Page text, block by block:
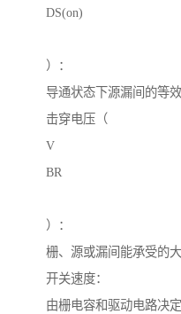
DS(on)
）：
导通状态下源漏间的等
击穿电压（
V
BR
）：
栅、源或漏间能承受的
开关速度：
由栅电容和驱动电路决